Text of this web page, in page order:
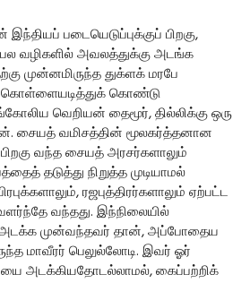
படையெடுப்புக்குப் பிறகு,
வழிகளில் அவலத்துக்கு அடங்க
முன்னமிருந்த துக்ளக் மரபே
கொள்ளையடித்துக் கொண்டு
வெறியன் தைமூர், தில்லிக்கு ஒரு
சையத் வமிசத்தின் மூலகர்த்தனான
வந்த சையத் அரசர்களாலும்
தடுத்து நிறுத்த முடியாமல்
ரஜபுத்திரர்களாலும் ஏற்பட்ட
வந்தது. இந்நிலையில்
அடக்க முன்வந்தவர் தான், அப்போதைய
மாவீரர் பெலுல்லோடி. இவர் ஓர்
அடக்கியதோடல்லாமல், கைப்பற்றிக்